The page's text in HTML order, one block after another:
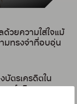
ด้วยความใส่ใจแม้
ามทรงจำที่อบอุ่น
บัตรเครดิตใน
นย์บริการ